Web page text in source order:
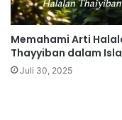
Memahami Arti
Thayyiban dalam
Juli 30, 2025